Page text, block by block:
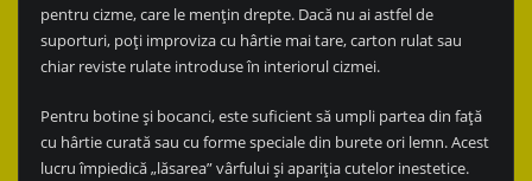
pentru cizme, care le mențin drepte. Dacă nu ai astfel de
suporturi, poți improviza cu hârtie mai tare, carton rulat sau
chiar reviste rulate introduse în interiorul cizmei.
Pentru botine și bocanci, este suficient să umpli partea din față
cu hârtie curată sau cu forme speciale din burete ori lemn. Acest
lucru împiedică „lăsarea” vârfului și apariția cutelor inestetice.